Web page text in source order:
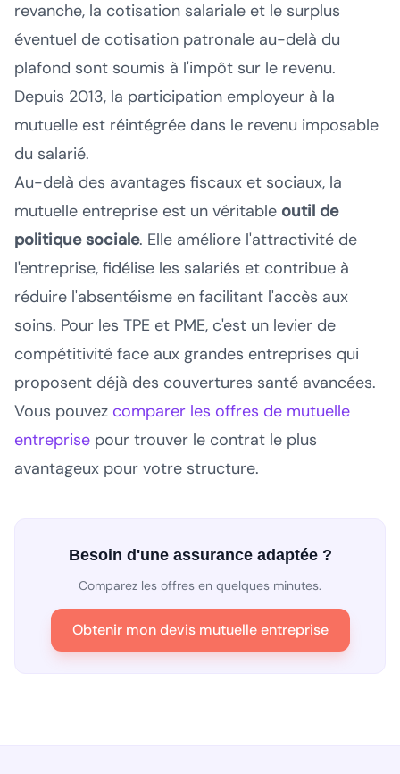
revanche, la cotisation salariale et le surplus
éventuel de cotisation patronale au-delà du
plafond sont soumis à l'impôt sur le revenu.
Depuis 2013, la participation employeur à la
mutuelle est réintégrée dans le revenu imposable
du salarié.
Au-delà des avantages fiscaux et sociaux, la
mutuelle entreprise est un véritable outil de
politique sociale. Elle améliore l'attractivité de
l'entreprise, fidélise les salariés et contribue à
réduire l'absentéisme en facilitant l'accès aux
soins. Pour les TPE et PME, c'est un levier de
compétitivité face aux grandes entreprises qui
proposent déjà des couvertures santé avancées.
Vous pouvez comparer les offres de mutuelle
entreprise pour trouver le contrat le plus
avantageux pour votre structure.
Besoin d'une assurance adaptée ?
Comparez les offres en quelques minutes.
Obtenir mon devis mutuelle entreprise